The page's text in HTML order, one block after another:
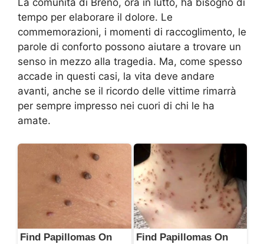
La comunità di Breno, ora in lutto, ha bisogno di
tempo per elaborare il dolore. Le
commemorazioni, i momenti di raccoglimento, le
parole di conforto possono aiutare a trovare un
senso in mezzo alla tragedia. Ma, come spesso
accade in questi casi, la vita deve andare
avanti, anche se il ricordo delle vittime rimarrà
per sempre impresso nei cuori di chi le ha
amate.
Find Papillomas On
Find Papillomas On